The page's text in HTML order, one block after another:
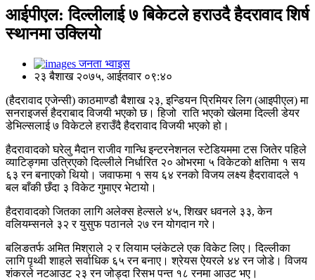
आईपीएल: दिल्लीलाई ७ बिकेटले हराउदै हैदरावाद शिर्ष
स्थानमा उक्लियो
जनता भ्वाइस
२३ बैशाख २०७५, आईतवार ०९:४०
(हैदरावाद एजेन्सी) काठमाण्डौ बैशाख २३, इन्डियन प्रिमियर लिग (आइपीएल) मा
सनराइजर्स हैदराबाद विजयी भएको छ। हिजो राति भएको खेलमा दिल्ली डेयर
डेभिल्सलाई ७ विकेटले हराउँदै हैदरावाद विजयी भएको हो।
हैदरावादको घरेलु मैदान राजीव गान्धि इन्टरनेशनल स्टेडियममा टस जितेर पहिले
व्याटिङ्गमा उत्रिएको दिल्लीले निर्धारित २० ओभरमा ५ विकेटको क्षतिमा १ सय
६३ रन बनाएको थियो। जवाफमा १ सय ६४ रनको विजय लक्ष्य हैदरावादले १
बल बाँकी छँदा ३ विकेट गुमाएर भेटायो।
हैदरावादको जितका लागि अलेक्स हेल्सले ४५, शिखर धवनले ३३, केन
वलियम्सनले ३२ र युसुफ पठानले २७ रन योगदान गरे।
बलिङतर्फ अमित मिश्राले २ र लियाम प्लंकेटले एक विकेट लिए। दिल्लीका
लागि पृथ्वी शाहले सर्वाधिक ६५ रन बनाए। श्रेयस ऐयरले ४४ रन जोडे। विजय
शंकरले नटआउट २३ रन जोड्दा रिसभ पन्त १८ रनमा आउट भए।